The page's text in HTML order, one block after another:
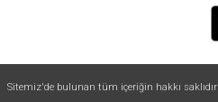
Sitemiz'de bulunan tüm içeriğin hakkı saklıdır